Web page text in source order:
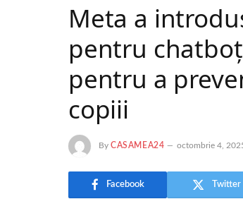
Meta a
pentru
pentru a
copiii
By CASAMEA24 octombrie 4,
Facebook Twitter